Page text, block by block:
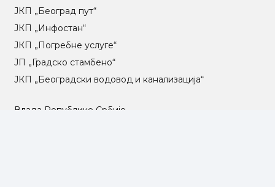
ЈКП „Београд пут“
ЈКП „Инфостан“
ЈКП „Погребне услуге“
ЈП „Градско стамбено“
ЈКП „Београдски водовод и канализација“
Влада Републике Србије